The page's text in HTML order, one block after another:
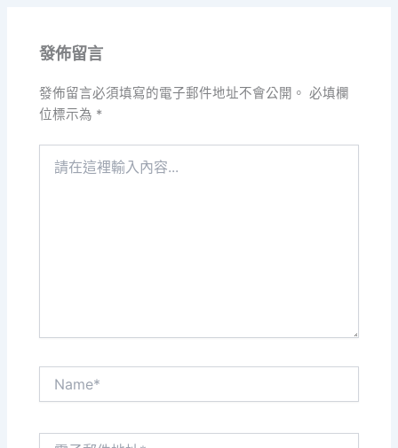
發佈留言
發佈留言必須填寫的電子郵件地址不會公開。 必填欄
位標示為 *